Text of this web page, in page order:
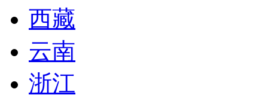
西藏
云南
浙江